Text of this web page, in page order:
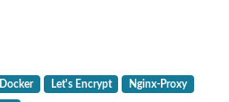
Docker Let's Encrypt Nginx-Proxy